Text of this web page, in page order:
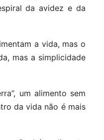
da avidez e da
a vida, mas o
mas a simplicidade
um alimento sem
da vida não é mais